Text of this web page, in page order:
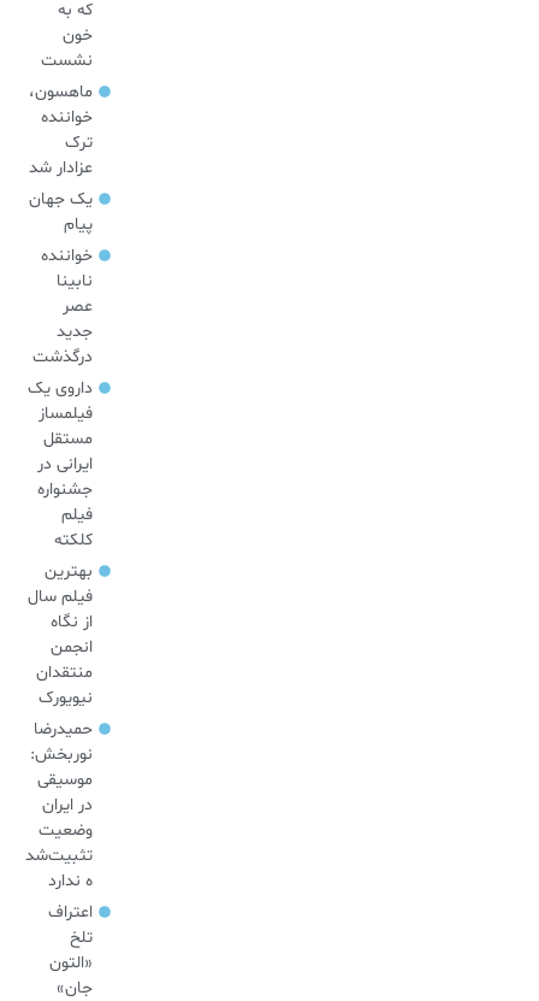
که به
خون
نشست
ماهسون،
خواننده
ترک
عزادار شد
یک جهان
پیام
خواننده
نابینا
عصر
جدید
درگذشت
داروی یک
فیلمساز
مستقل
ایرانی در
جشنواره
فیلم
کلکته
بهترین
فیلم سال
از نگاه
انجمن
منتقدان
نیویورک
حمیدرضا
نوربخش:
موسیقی
در ایران
وضعیت
تثبیت‌شد
ه ندارد
اعتراف
تلخ
«التون
جان»